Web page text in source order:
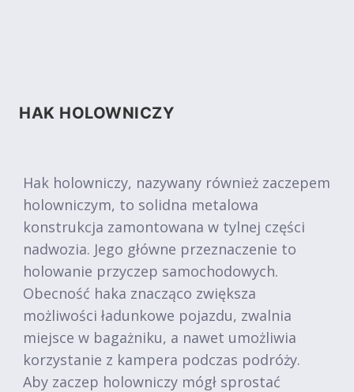
HAK HOLOWNICZY
Hak holowniczy, nazywany również zaczepem
holowniczym, to solidna metalowa
konstrukcja zamontowana w tylnej części
nadwozia. Jego główne przeznaczenie to
holowanie przyczep samochodowych.
Obecność haka znacząco zwiększa
możliwości ładunkowe pojazdu, zwalnia
miejsce w bagażniku, a nawet umożliwia
korzystanie z kampera podczas podróży.
Aby zaczep holowniczy mógł sprostać